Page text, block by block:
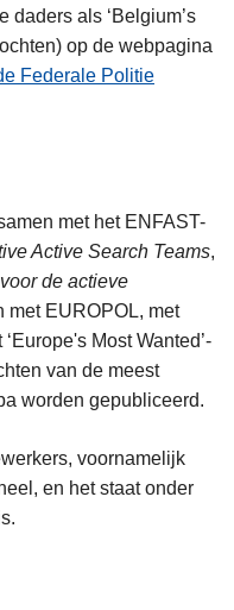
daders als ‘Belgium’s
op de webpagina
Federale Politie
met het ENFAST-
Active Search Teams,
de actieve
met EUROPOL, met
Most Wanted’-
van de meest
worden gepubliceerd.
voornamelijk
en het staat onder